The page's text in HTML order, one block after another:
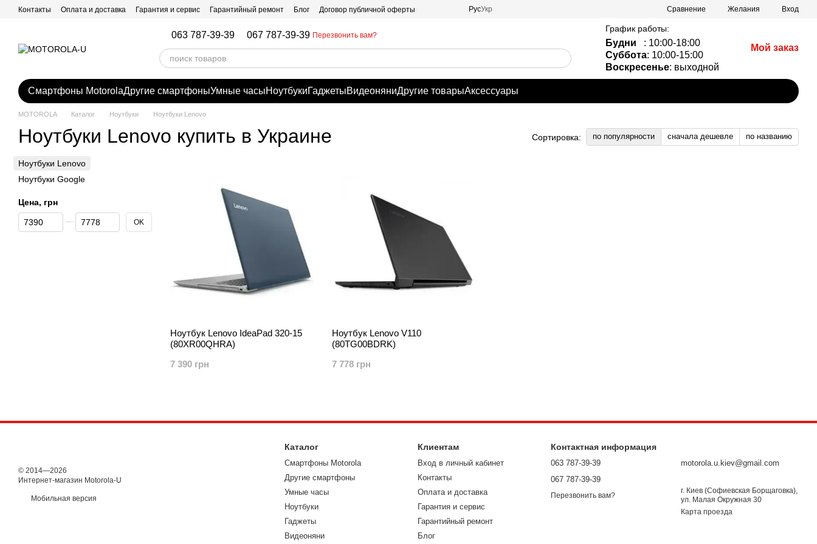
Перейти к основному контенту
Контакты Оплата и доставка Гарантия и сервис Гарантийный ремонт Блог Договор публичной оферты РусУкр Сравнение Желания Вход
063 787-39-39 067 787-39-39 Перезвонить вам?
График работы:
Будни
: 10:00-18:00
Суббота: 10:00-15:00
Воскресенье: выходной
Мой заказ
Смартфоны MotorolaДругие смартфоныУмные часыНоутбукиГаджетыВидеоняниДругие товарыАксессуары
MOTOROLA Каталог Ноутбуки Ноутбуки Lenovo
Ноутбуки Lenovo купить в Украине Сортировка: по популярности сначала дешевле по названию
Ноутбук Lenovo IdeaPad 320-15
(80XR00QHRA)
7 390 грн
Ноутбук Lenovo V110
(80TG00BDRK)
7 778 грн
Ноутбуки Lenovo
Ноутбуки Google
Цена, грн
От Цена, грн
До Цена, грн OK
© 2014—2026
Интернет-магазин Motorola-U
Мобильная версия
Каталог
Смартфоны Motorola
Другие смартфоны
Умные часы
Ноутбуки
Гаджеты
Видеоняни
Клиентам
Вход в личный кабинет
Контакты
Оплата и доставка
Гарантия и сервис
Гарантийный ремонт
Блог
Контактная информация
063 787-39-39
067 787-39-39
Перезвонить вам?
motorola.u.kiev@gmail.com
г. Киев (Софиевская Борщаговка),
ул. Малая Окружная 30
Карта проезда